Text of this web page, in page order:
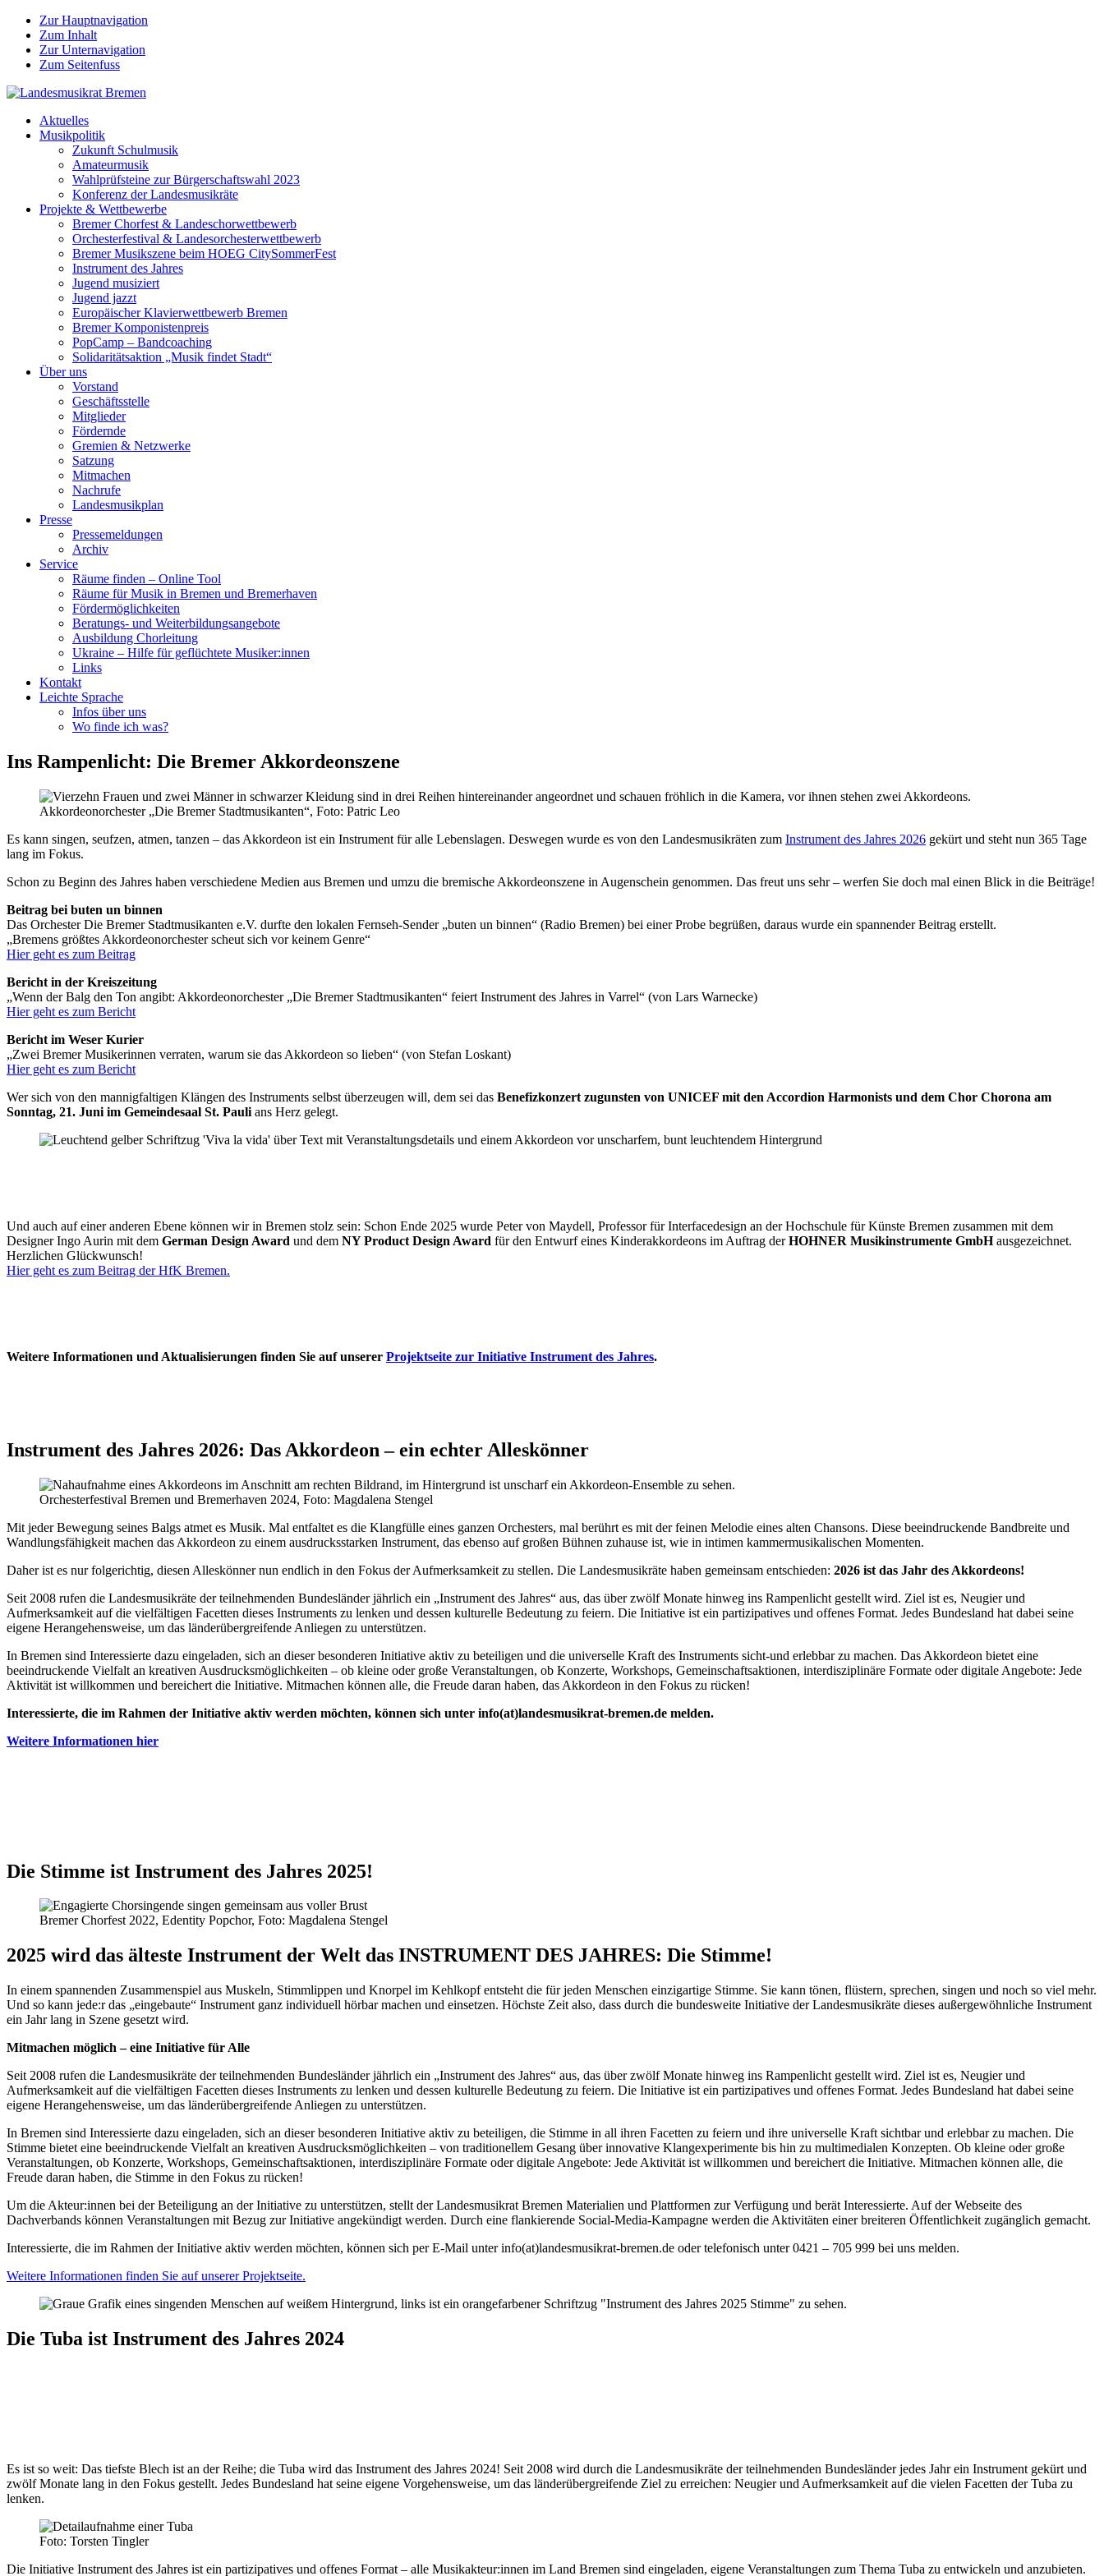
Zur Hauptnavigation
Zum Inhalt
Zur Unternavigation
Zum Seitenfuss
Aktuelles
Musikpolitik
Zukunft Schulmusik
Amateurmusik
Wahlprüfsteine zur Bürgerschaftswahl 2023
Konferenz der Landesmusikräte
Projekte & Wettbewerbe
Bremer Chorfest & Landeschorwettbewerb
Orchesterfestival & Landesorchesterwettbewerb
Bremer Musikszene beim HOEG CitySommerFest
Instrument des Jahres
Jugend musiziert
Jugend jazzt
Europäischer Klavierwettbewerb Bremen
Bremer Komponistenpreis
PopCamp – Bandcoaching
Solidaritätsaktion „Musik findet Stadt“
Über uns
Vorstand
Geschäftsstelle
Mitglieder
Fördernde
Gremien & Netzwerke
Satzung
Mitmachen
Nachrufe
Landesmusikplan
Presse
Pressemeldungen
Archiv
Service
Räume finden – Online Tool
Räume für Musik in Bremen und Bremerhaven
Fördermöglichkeiten
Beratungs- und Weiterbildungsangebote
Ausbildung Chorleitung
Ukraine – Hilfe für geflüchtete Musiker:innen
Links
Kontakt
Leichte Sprache
Infos über uns
Wo finde ich was?
Ins Rampenlicht: Die Bremer Akkordeonszene
Akkordeonorchester „Die Bremer Stadtmusikanten“, Foto: Patric Leo
Es kann singen, seufzen, atmen, tanzen – das Akkordeon ist ein Instrument für alle Lebenslagen. Deswegen wurde es von den Landesmusikräten zum Instrument des Jahres 2026 gekürt und steht nun 365 Tage
lang im Fokus.
Schon zu Beginn des Jahres haben verschiedene Medien aus Bremen und umzu die bremische Akkordeonszene in Augenschein genommen. Das freut uns sehr – werfen Sie doch mal einen Blick in die Beiträge!
Beitrag bei buten un binnen
Das Orchester Die Bremer Stadtmusikanten e.V. durfte den lokalen Fernseh-Sender „buten un binnen“ (Radio Bremen) bei einer Probe begrüßen, daraus wurde ein spannender Beitrag erstellt.
„Bremens größtes Akkordeonorchester scheut sich vor keinem Genre“
Hier geht es zum Beitrag
Bericht in der Kreiszeitung
„Wenn der Balg den Ton angibt: Akkordeonorchester „Die Bremer Stadtmusikanten“ feiert Instrument des Jahres in Varrel“ (von Lars Warnecke)
Hier geht es zum Bericht
Bericht im Weser Kurier
„Zwei Bremer Musikerinnen verraten, warum sie das Akkordeon so lieben“ (von Stefan Loskant)
Hier geht es zum Bericht
Wer sich von den mannigfaltigen Klängen des Instruments selbst überzeugen will, dem sei das Benefizkonzert zugunsten von UNICEF mit den Accordion Harmonists und dem Chor Chorona am
Sonntag, 21. Juni im Gemeindesaal St. Pauli ans Herz gelegt.
Und auch auf einer anderen Ebene können wir in Bremen stolz sein: Schon Ende 2025 wurde Peter von Maydell, Professor für Interfacedesign an der Hochschule für Künste Bremen zusammen mit dem
Designer Ingo Aurin mit dem German Design Award und dem NY Product Design Award für den Entwurf eines Kinderakkordeons im Auftrag derHOHNER Musikinstrumente GmbHausgezeichnet.
Herzlichen Glückwunsch!
Hier geht es zum Beitrag der HfK Bremen.
Weitere Informationen und Aktualisierungen finden Sie auf unserer Projektseite zur Initiative Instrument des Jahres.
Instrument des Jahres 2026: Das Akkordeon – ein echter Alleskönner
Orchesterfestival Bremen und Bremerhaven 2024, Foto: Magdalena Stengel
Mit jeder Bewegung seines Balgs atmet es Musik. Mal entfaltet es die Klangfülle eines ganzen Orchesters, mal berührt es mit der feinen Melodie eines alten Chansons. Diese beeindruckende Bandbreite und
Wandlungsfähigkeit machen das Akkordeon zu einem ausdrucksstarken Instrument, das ebenso auf großen Bühnen zuhause ist, wie in intimen kammermusikalischen Momenten.
Daher ist es nur folgerichtig, diesen Alleskönner nun endlich in den Fokus der Aufmerksamkeit zu stellen. Die Landesmusikräte haben gemeinsam entschieden: 2026 ist das Jahr des Akkordeons!
Seit 2008 rufen die Landesmusikräte der teilnehmenden Bundesländer jährlich ein „Instrument des Jahres“ aus, das über zwölf Monate hinweg ins Rampenlicht gestellt wird. Ziel ist es, Neugier und
Aufmerksamkeit auf die vielfältigen Facetten dieses Instruments zu lenken und dessen kulturelle Bedeutung zu feiern. Die Initiative ist ein partizipatives und offenes Format. Jedes Bundesland hat dabei seine
eigene Herangehensweise, um das länderübergreifende Anliegen zu unterstützen.
In Bremen sind Interessierte dazu eingeladen, sich an dieser besonderen Initiative aktiv zu beteiligen und die universelle Kraft des Instruments sicht-und erlebbar zu machen. Das Akkordeon bietet eine
beeindruckende Vielfalt an kreativen Ausdrucksmöglichkeiten – ob kleine oder große Veranstaltungen, ob Konzerte, Workshops, Gemeinschaftsaktionen, interdisziplinäre Formate oder digitale Angebote: Jede
Aktivität ist willkommen und bereichert die Initiative. Mitmachen können alle, die Freude daran haben, das Akkordeon in den Fokus zu rücken!
Interessierte, die im Rahmen der Initiative aktiv werden möchten, können sich unter info(at)landesmusikrat-bremen.de melden.
Weitere Informationen hier
Die Stimme ist Instrument des Jahres 2025!
Bremer Chorfest 2022, Edentity Popchor, Foto: Magdalena Stengel
2025 wird das älteste Instrument der Welt das INSTRUMENT DES JAHRES: Die Stimme!
In einem spannenden Zusammenspiel aus Muskeln, Stimmlippen und Knorpel im Kehlkopf entsteht die für jeden Menschen einzigartige Stimme. Sie kann tönen, flüstern, sprechen, singen und noch so viel mehr.
Und so kann jede:r das „eingebaute“ Instrument ganz individuell hörbar machen und einsetzen. Höchste Zeit also, dass durch die bundesweite Initiative der Landesmusikräte dieses außergewöhnliche Instrument
ein Jahr lang in Szene gesetzt wird.
Mitmachen möglich – eine Initiative für Alle
Seit 2008 rufen die Landesmusikräte der teilnehmenden Bundesländer jährlich ein „Instrument des Jahres“ aus, das über zwölf Monate hinweg ins Rampenlicht gestellt wird. Ziel ist es, Neugier und
Aufmerksamkeit auf die vielfältigen Facetten dieses Instruments zu lenken und dessen kulturelle Bedeutung zu feiern. Die Initiative ist ein partizipatives und offenes Format. Jedes Bundesland hat dabei seine
eigene Herangehensweise, um das länderübergreifende Anliegen zu unterstützen.
In Bremen sind Interessierte dazu eingeladen, sich an dieser besonderen Initiative aktiv zu beteiligen, die Stimme in all ihren Facetten zu feiern und ihre universelle Kraft sichtbar und erlebbar zu machen. Die
Stimme bietet eine beeindruckende Vielfalt an kreativen Ausdrucksmöglichkeiten – von traditionellem Gesang über innovative Klangexperimente bis hin zu multimedialen Konzepten. Ob kleine oder große
Veranstaltungen, ob Konzerte, Workshops, Gemeinschaftsaktionen, interdisziplinäre Formate oder digitale Angebote: Jede Aktivität ist willkommen und bereichert die Initiative. Mitmachen können alle, die
Freude daran haben, die Stimme in den Fokus zu rücken!
Um die Akteur:innen bei der Beteiligung an der Initiative zu unterstützen, stellt der Landesmusikrat Bremen Materialien und Plattformen zur Verfügung und berät Interessierte. Auf der Webseite des
Dachverbands können Veranstaltungen mit Bezug zur Initiative angekündigt werden. Durch eine flankierende Social-Media-Kampagne werden die Aktivitäten einer breiteren Öffentlichkeit zugänglich gemacht.
Interessierte, die im Rahmen der Initiative aktiv werden möchten, können sich per E-Mail unter info(at)landesmusikrat-bremen.de oder telefonisch unter 0421 – 705 999 bei uns melden.
Weitere Informationen finden Sie auf unserer Projektseite.
Die Tuba ist Instrument des Jahres 2024
Es ist so weit: Das tiefste Blech ist an der Reihe; die Tuba wird das Instrument des Jahres 2024! Seit 2008 wird durch die Landesmusikräte der teilnehmenden Bundesländer jedes Jahr ein Instrument gekürt und
zwölf Monate lang in den Fokus gestellt. Jedes Bundesland hat seine eigene Vorgehensweise, um das länderübergreifende Ziel zu erreichen: Neugier und Aufmerksamkeit auf die vielen Facetten der Tuba zu
lenken.
Foto: Torsten Tingler
Die Initiative Instrument des Jahres ist ein partizipatives und offenes Format – alle Musikakteur:innen im Land Bremen sind eingeladen, eigene Veranstaltungen zum Thema Tuba zu entwickeln und anzubieten.